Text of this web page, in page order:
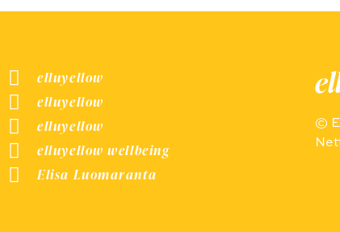
elluyellow
elluyellow
elluyellow
elluyellow wellbeing
Elisa Luomaranta
©